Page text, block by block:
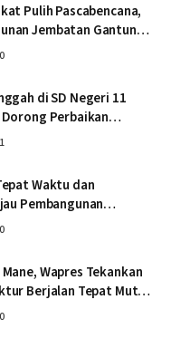
Pulih Pascabencana,
Jembatan Gantung
0
di SD Negeri 11
Perbaikan
1
Waktu dan
Pembangunan
0
Wapres Tekankan
Berjalan Tepat Mutu
0